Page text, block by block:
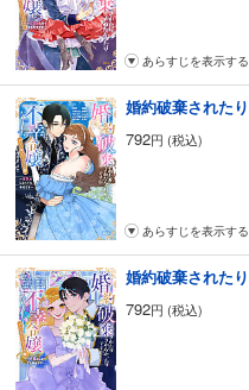
あらすじを表示する
792円 (税込)
あらすじを表示する
792円 (税込)